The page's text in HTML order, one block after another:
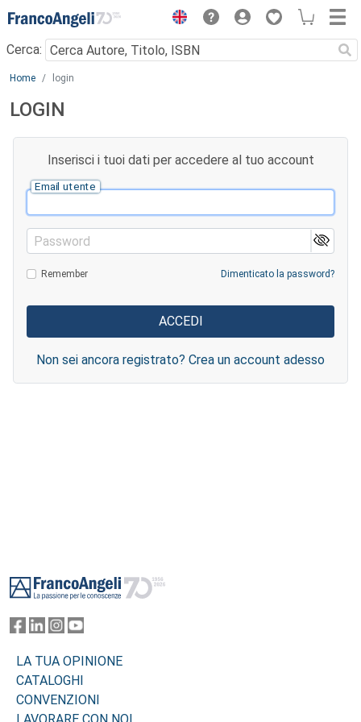
Menu
Cerca:
Main content
Home login
LOGIN
Inserisci i tuoi dati per accedere al tuo account
Email utente
Password
Remember Dimenticato la password?
Non sei ancora registrato? Crea un account adesso
LA TUA OPINIONE
CATALOGHI
CONVENZIONI